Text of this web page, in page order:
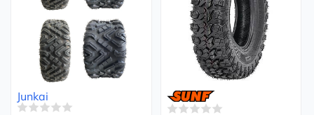
Junkai